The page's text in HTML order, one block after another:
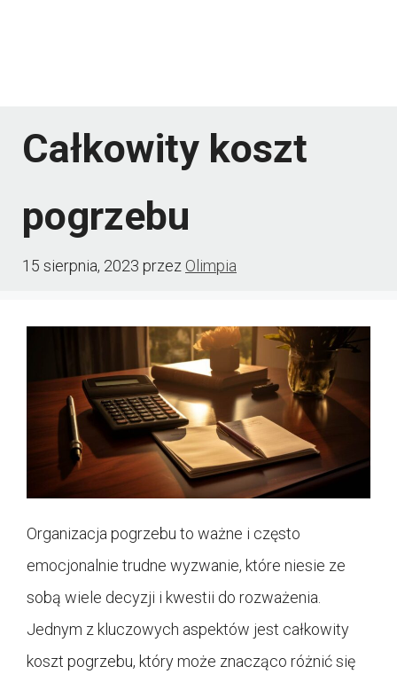
Całkowity koszt
pogrzebu
15 sierpnia, 2023 przez Olimpia
Organizacja pogrzebu to ważne i często
emocjonalnie trudne wyzwanie, które niesie ze
sobą wiele decyzji i kwestii do rozważenia.
Jednym z kluczowych aspektów jest całkowity
koszt pogrzebu, który może znacząco różnić się